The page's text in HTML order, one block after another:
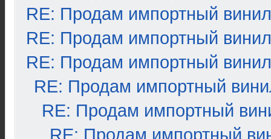
RE: Продам импортный винил
RE: Продам импортный винил
RE: Продам импортный винил
RE: Продам импортный
RE: Продам импортный
RE: Продам импортный